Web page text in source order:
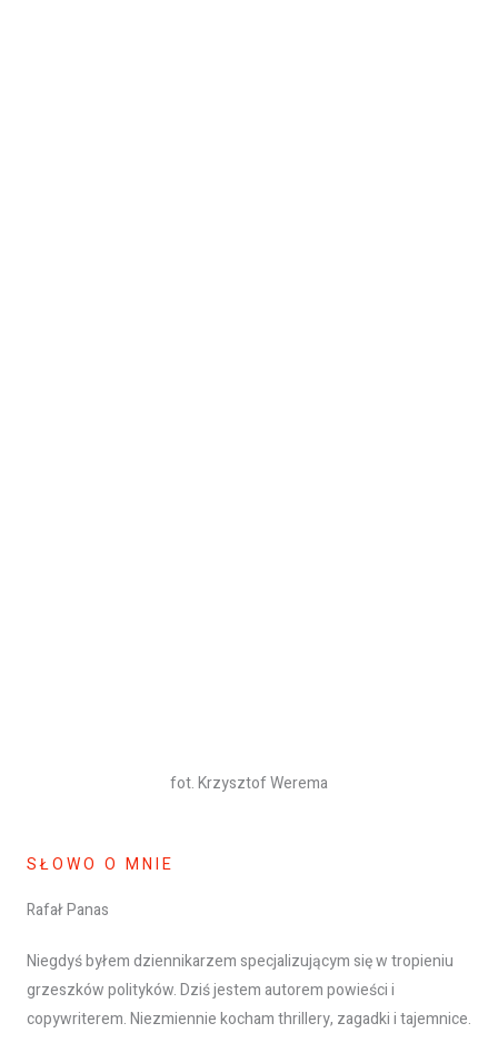
fot. Krzysztof Werema
SŁOWO O MNIE
Rafał Panas
Niegdyś byłem dziennikarzem specjalizującym się w tropieniu
grzeszków polityków. Dziś jestem autorem powieści i
copywriterem. Niezmiennie kocham thrillery, zagadki i tajemnice.